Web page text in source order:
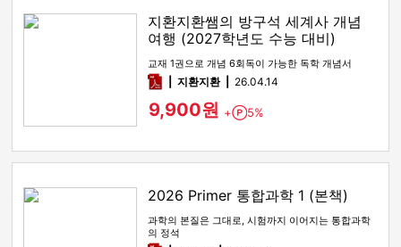
지환지환쌤의 방구석 세계사 개념
여행 (2027학년도 수능 대비)
교재 1권으로 개념 6회독이 가능한 독학 개념서
pdf지환지환 26.04.14
9,900원 + Point
5%
2026 Primer 통합과학 1 (본책)
과학의 본질은 그대로, 시험까지 이어지는 통합과학
의 정석